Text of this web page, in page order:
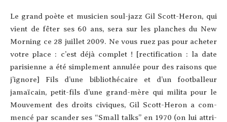
Le grand poète et musi­cien soul-jazz Gil Scott-Heron, qui
vient de fêter ses 60 ans, sera sur les planches du New
Mor­ning ce 28 juillet 2009. Ne vous ruez pas pour ache­ter
votre place : c’est déjà com­plet ! [rec­ti­fi­ca­tion : la date
pari­sienne a été sim­ple­ment annu­lée pour des rai­sons que
j’ignore] Fils d’une biblio­thé­caire et d’un foot­bal­leur
jamaï­cain, petit-fils d’une grand-mère qui mili­ta pour le
Mou­ve­ment des droits civiques, Gil Scott-Heron a com­
men­cé par scan­der ses “Small talks” en 1970 (on lui attri­